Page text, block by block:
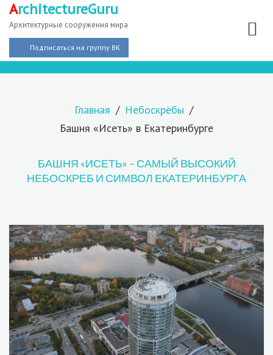
ArchitectureGuru
Архитектурные сооружения мира
Подписаться на группу ВК
Главная
Небоскрёбы
Башня «Исеть» в Екатеринбурге
БАШНЯ «ИСЕТЬ» – САМЫЙ ВЫСОКИЙ
НЕБОСКРЕБ И СИМВОЛ ЕКАТЕРИНБУРГА